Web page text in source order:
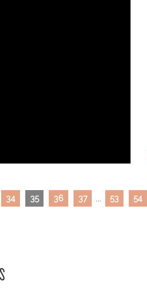
34 35 36 37 53 54